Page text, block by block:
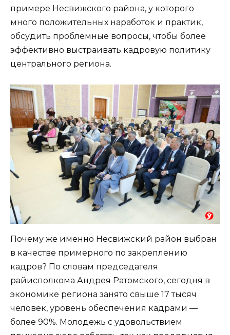
примере Несвижского района, у которого
много положительных наработок и практик,
обсудить проблемные вопросы, чтобы более
эффективно выстраивать кадровую политику
центрального региона.
Почему же именно Несвижский район выбран
в качестве примерного по закреплению
кадров? По словам председателя
райисполкома Андрея Ратомского, сегодня в
экономике региона занято свыше 17 тысяч
человек, уровень обеспечения кадрами —
более 90%. Молодежь с удовольствием